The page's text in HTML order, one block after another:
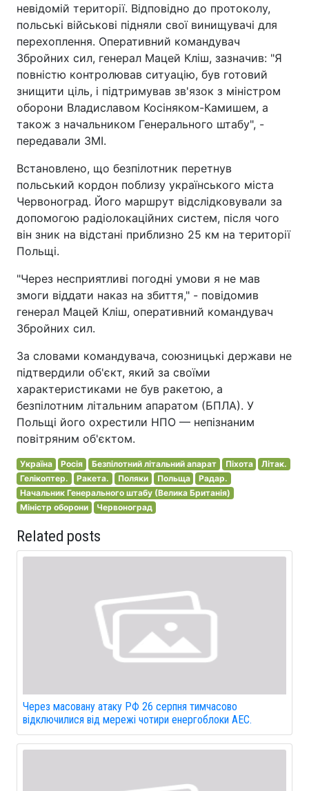
невідомій території. Відповідно до протоколу,
польські військові підняли свої винищувачі для
перехоплення. Оперативний командувач
Збройних сил, генерал Мацей Кліш, зазначив: "Я
повністю контролював ситуацію, був готовий
знищити ціль, і підтримував зв'язок з міністром
оборони Владиславом Косіняком-Камишем, а
також з начальником Генерального штабу", -
передавали ЗМІ.
Встановлено, що безпілотник перетнув
польський кордон поблизу українського міста
Червоноград. Його маршрут відслідковували за
допомогою радіолокаційних систем, після чого
він зник на відстані приблизно 25 км на території
Польщі.
"Через несприятливі погодні умови я не мав
змоги віддати наказ на збиття," - повідомив
генерал Мацей Кліш, оперативний командувач
Збройних сил.
За словами командувача, союзницькі держави не
підтвердили об'єкт, який за своїми
характеристиками не був ракетою, а
безпілотним літальним апаратом (БПЛА). У
Польщі його охрестили НПО — непізнаним
повітряним об'єктом.
Україна Росія Безпілотний літальний апарат Піхота
Літак.
Гелікоптер.
Ракета. Поляки Польща
Радар.
Начальник Генерального штабу (Велика Британія)
Міністр оборони
Червоноград
Related posts
Через масовану атаку РФ 26 серпня тимчасово
відключилися від мережі чотири енергоблоки АЕС.